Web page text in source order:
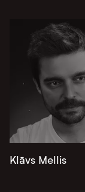
Klāvs Mellis